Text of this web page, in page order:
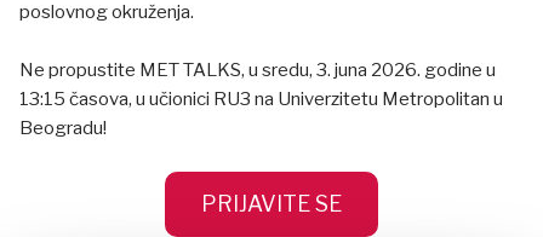
poslovnog okruženja.
Ne propustite MET TALKS, u sredu, 3. juna 2026. godine u
13:15 časova, u učionici RU3 na Univerzitetu Metropolitan u
Beogradu!
PRIJAVITE SE